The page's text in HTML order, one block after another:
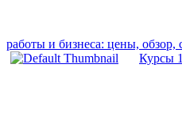
работы и бизнеса: цены, обзор,
Курсы